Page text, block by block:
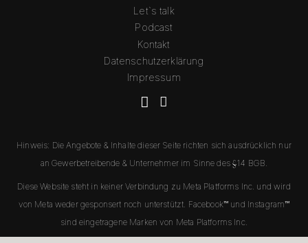
Let`s talk
Podcast
Kontakt
Datenschutzerklärung
Impressum
Hinweis: Die Angebote & Inhalte dieser Seite richten sich ausdrücklich nur
an Gewerbetreibende & Unternehmer im Sinne des §14 BGB.
Diese Website steht in keiner Verbindung zu Meta Platforms Inc. und wird
von Meta weder gesponsert noch unterstützt. Facebook™ und Instagram™
sind eingetragene Marken von Meta Platforms Inc.